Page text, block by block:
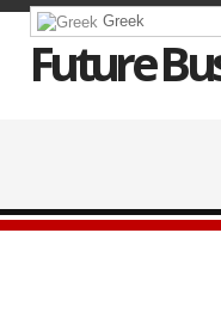
Greek
Future